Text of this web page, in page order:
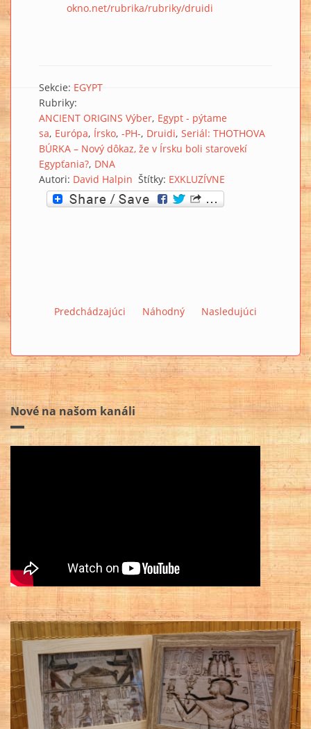
okno.net/rubrika/rubriky/druidi
Sekcie: EGYPT
Rubriky:
ANCIENT ORIGINS Výber Egypt - pýtame
sa Európa Írsko -PH- Druidi Seriál: THOTHOVA
BÚRKA – Nový dôkaz, že v Írsku boli starovekí
Egypťania? DNA
Autori: David Halpin Štítky: EXKLUZÍVNE
Predchádzajúci Náhodný Nasledujúci
Nové na našom kanáli